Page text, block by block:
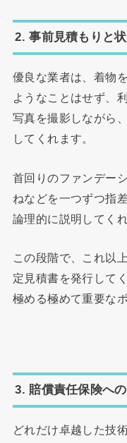
2. 事前見積もりと
優良な業者は、着物
ようなことはせず、
写真を撮影しながら
してくれます。
首回りのファンデー
ねなどを一つずつ指
論理的に説明してくれ
この段階で、これ以
定見積書を発行して
極める極めて重要な
3. 賠償責任保険へ
どれだけ卓越した技